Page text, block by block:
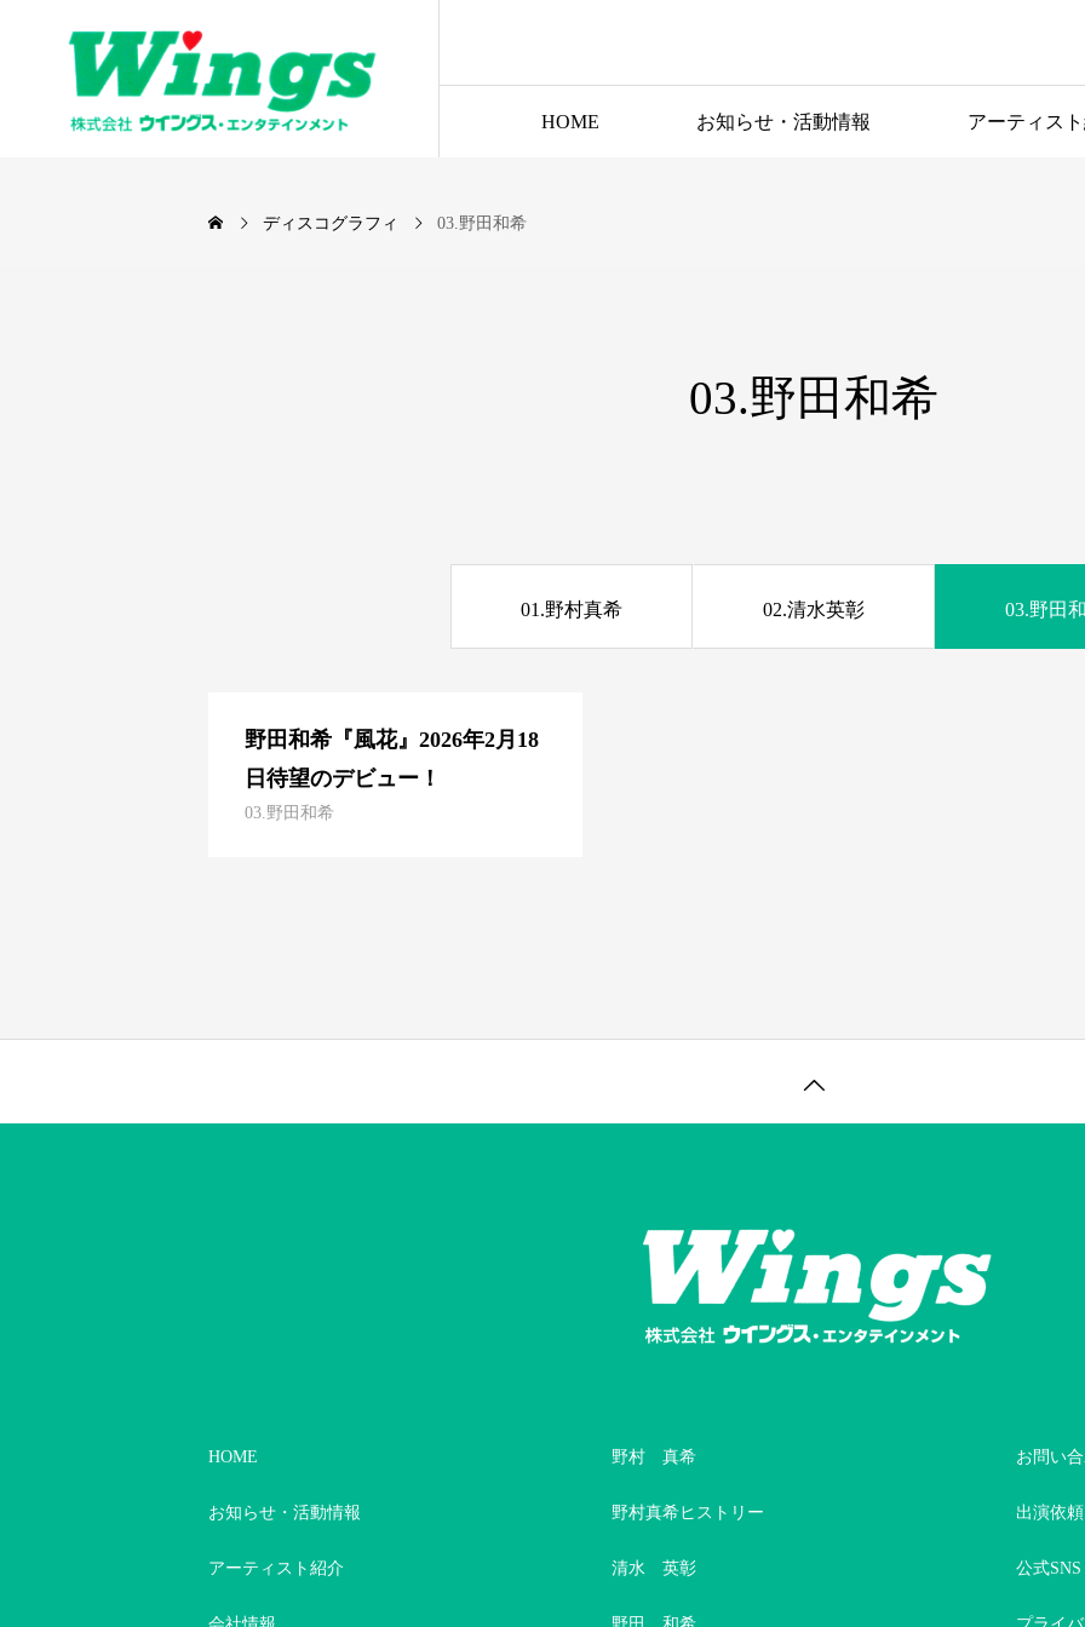
HOME お知らせ・活動情報 アーティス
ディスコグ
ディスコグラフィ 03.野田和希
03.野田和希
01.野村真希 02.清水英彰 03.野田
野田和希『風花』2026年2月18
日待望のデビュー！
03.野田和希
HOME
お知らせ・活動情報
アーティスト紹介
野村 真希
野村真希ヒストリー
清水 英彰
お問い
出演依頼
公式SNS